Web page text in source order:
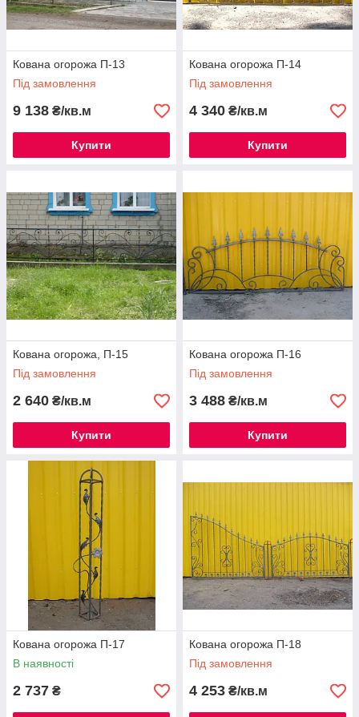
Кована огорожа П-13
Під замовлення
9 138 ₴/кв.м
Купити
Кована огорожа П-14
Під замовлення
4 340 ₴/кв.м
Купити
Кована огорожа, П-15
Під замовлення
2 640 ₴/кв.м
Купити
Кована огорожа П-16
Під замовлення
3 488 ₴/кв.м
Купити
Кована огорожа П-17
В наявності
2 737 ₴
Кована огорожа П-18
Під замовлення
4 253 ₴/кв.м